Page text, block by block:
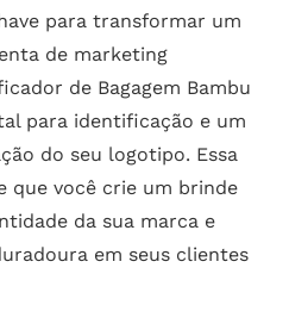
para transformar um
de marketing
de Bagagem Bambu
para identificação e um
do seu logotipo. Essa
que você crie um brinde
da sua marca e
em seus clientes